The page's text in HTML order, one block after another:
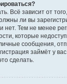
Всё зависит от
ли вы
Тем не менее
которые
сообщения,
займёт у
сделать.